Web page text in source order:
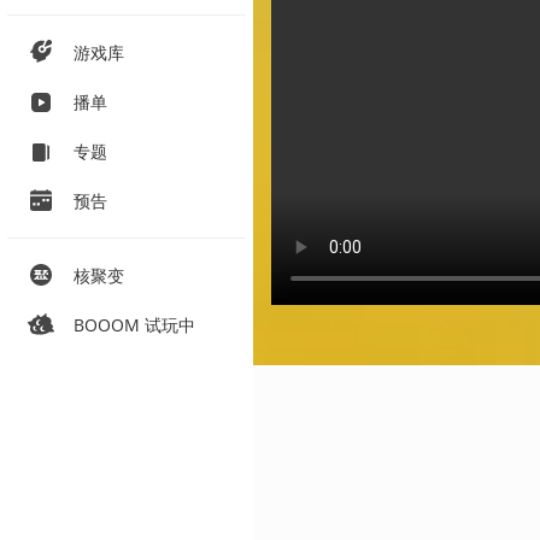
游戏库
播单
专题
预告
核聚变
BOOOM 试玩中